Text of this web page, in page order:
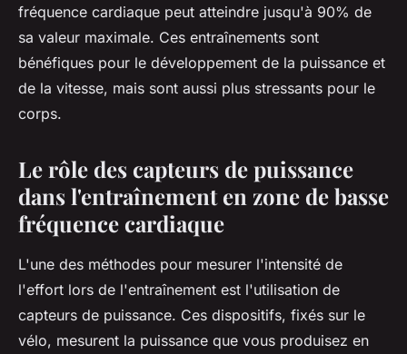
fréquence cardiaque peut atteindre jusqu'à 90% de
sa valeur maximale. Ces entraînements sont
bénéfiques pour le développement de la puissance et
de la vitesse, mais sont aussi plus stressants pour le
corps.
Le rôle des capteurs de puissance
dans l'entraînement en zone de basse
fréquence cardiaque
L'une des méthodes pour mesurer l'intensité de
l'effort lors de l'entraînement est l'utilisation de
capteurs de puissance. Ces dispositifs, fixés sur le
vélo, mesurent la puissance que vous produisez en